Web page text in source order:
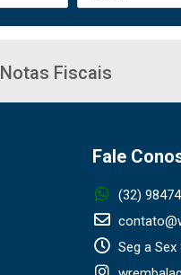
Notas Fiscais
Fale
(32)
Seg a Sex